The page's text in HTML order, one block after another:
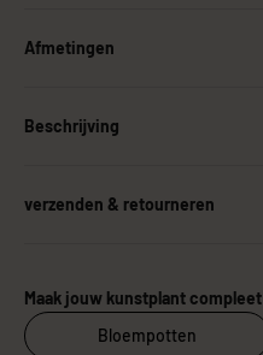
Afmetingen
Beschrijving
verzenden & retourneren
Maak jouw kunstplant compleet
Bloempotten